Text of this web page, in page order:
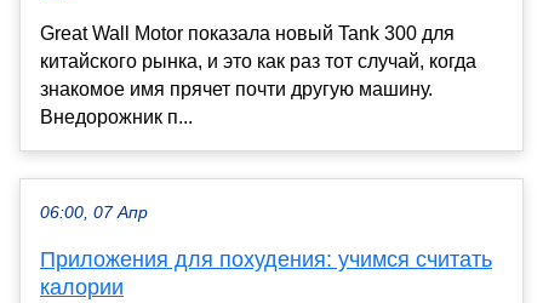
Great Wall Motor показала новый Tank 300 для
китайского рынка, и это как раз тот случай, когда
знакомое имя прячет почти другую машину.
Внедорожник п...
06:00, 07 Апр
Приложения для похудения: учимся считать
калории